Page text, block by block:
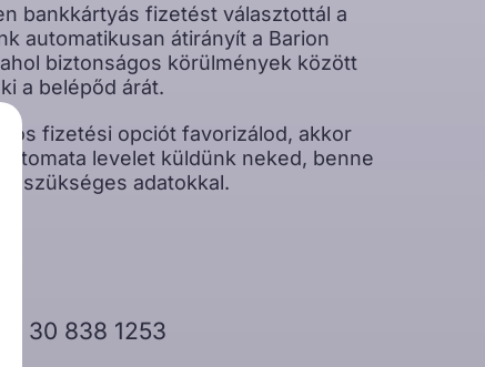
bankkártyás fizetést választottál a
automatikusan átirányít a Barion
biztonságos körülmények között
a belépőd árát.
fizetési opciót favorizálod, akkor
automata levelet küldünk neked, benne
szükséges adatokkal.
30 838 1253